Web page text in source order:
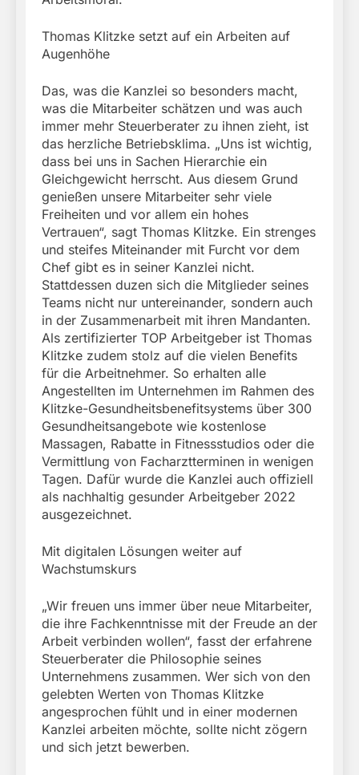
Thomas Klitzke setzt auf ein Arbeiten auf
Augenhöhe
Das, was die Kanzlei so besonders macht,
was die Mitarbeiter schätzen und was auch
immer mehr Steuerberater zu ihnen zieht, ist
das herzliche Betriebsklima. „Uns ist wichtig,
dass bei uns in Sachen Hierarchie ein
Gleichgewicht herrscht. Aus diesem Grund
genießen unsere Mitarbeiter sehr viele
Freiheiten und vor allem ein hohes
Vertrauen“, sagt Thomas Klitzke. Ein strenges
und steifes Miteinander mit Furcht vor dem
Chef gibt es in seiner Kanzlei nicht.
Stattdessen duzen sich die Mitglieder seines
Teams nicht nur untereinander, sondern auch
in der Zusammenarbeit mit ihren Mandanten.
Als zertifizierter TOP Arbeitgeber ist Thomas
Klitzke zudem stolz auf die vielen Benefits
für die Arbeitnehmer. So erhalten alle
Angestellten im Unternehmen im Rahmen des
Klitzke-Gesundheitsbenefitsystems über 300
Gesundheitsangebote wie kostenlose
Massagen, Rabatte in Fitnessstudios oder die
Vermittlung von Facharztterminen in wenigen
Tagen. Dafür wurde die Kanzlei auch offiziell
als nachhaltig gesunder Arbeitgeber 2022
ausgezeichnet.
Mit digitalen Lösungen weiter auf
Wachstumskurs
„Wir freuen uns immer über neue Mitarbeiter,
die ihre Fachkenntnisse mit der Freude an der
Arbeit verbinden wollen“, fasst der erfahrene
Steuerberater die Philosophie seines
Unternehmens zusammen. Wer sich von den
gelebten Werten von Thomas Klitzke
angesprochen fühlt und in einer modernen
Kanzlei arbeiten möchte, sollte nicht zögern
und sich jetzt bewerben.